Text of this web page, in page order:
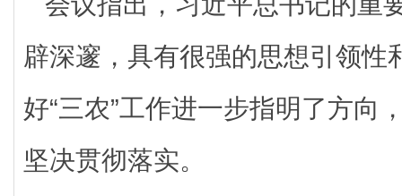
辟深邃，具有很强的思想引领性
好“三农”工作进一步指明了方向
坚决贯彻落实。